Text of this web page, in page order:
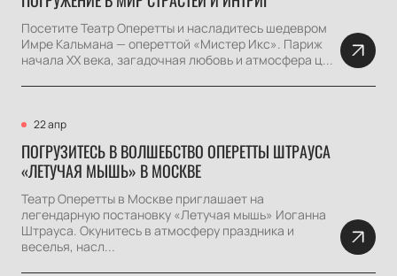
Посетите Театр Оперетты и насладитесь шедевром
Имре Кальмана — опереттой «Мистер Икс». Париж
начала XX века, загадочная любовь и атмосфера ц...
22 апр
ПОГРУЗИТЕСЬ В ВОЛШЕБСТВО ОПЕРЕТТЫ ШТРАУСА
«ЛЕТУЧАЯ МЫШЬ» В МОСКВЕ
Театр Оперетты в Москве приглашает на
легендарную постановку «Летучая мышь» Иоганна
Штрауса. Окунитесь в атмосферу праздника и
веселья, насл...